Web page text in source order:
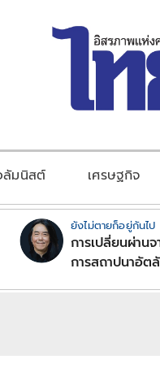
ลัมนิสต์ เศรษฐกิจ
ยังไม่ตายก็อยู่กันไป
การเปลี่ยนผ่านจ
การสถาปนาอัต